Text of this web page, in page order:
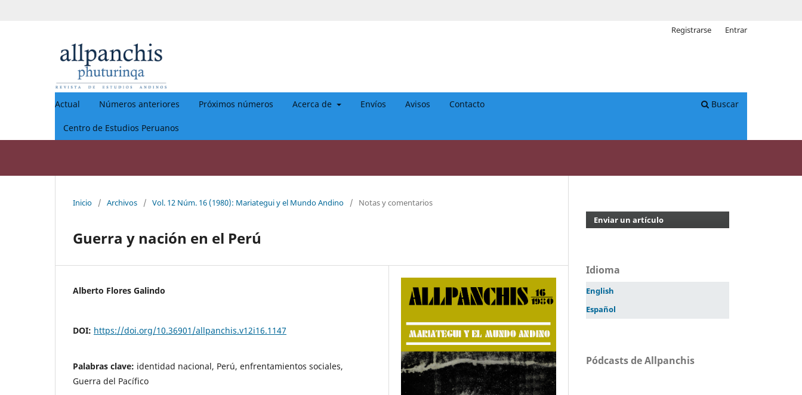
Actual Números anteriores Próximos números Acerca de Envíos Avisos Contacto
Centro de Estudios Peruanos
Buscar
Registrarse Entrar
Inicio / Archivos / Vol. 12 Núm. 16 (1980): Mariategui y el Mundo Andino / Notas y comentarios
Guerra y nación en el Perú
Alberto Flores Galindo
DOI: https://doi.org/10.36901/allpanchis.v12i16.1147
Palabras clave: identidad nacional, Perú, enfrentamientos sociales,
Guerra del Pacífico
Enviar un artículo
Idioma
English
Español
Pódcasts de Allpanchis